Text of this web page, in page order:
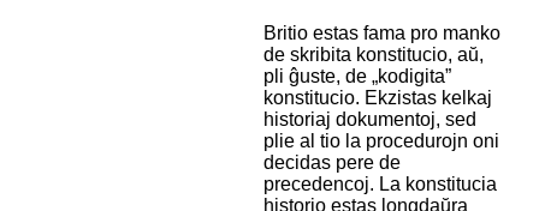
Britio estas fama pro manko
de skribita konstitucio, aŭ,
pli ĝuste, de „kodigita”
konstitucio. Ekzistas kelkaj
historiaj dokumentoj, sed
plie al tio la procedurojn oni
decidas pere de
precedencoj. La konstitucia
historio estas longdaŭra